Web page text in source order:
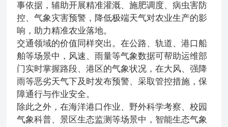
事依据，辅助开展精准灌溉、施肥调度、病虫害防
控、气象灾害预警，降低极端天气对农业生产的影
响，助力精准农业落地。
交通领域的价值同样突出。在公路、轨道、港口船
舶等场景中，风速、雨量等气象数据可帮助运维部
门实时掌握路段、港区的气象状况，在大风、强降
雨等恶劣天气下及时发布预警、采取管控措施，保
障通行与作业安全。
除此之外，在海洋港口作业、野外科学考察、校园
气象科普、景区生态监测等场景中，智能生态气象